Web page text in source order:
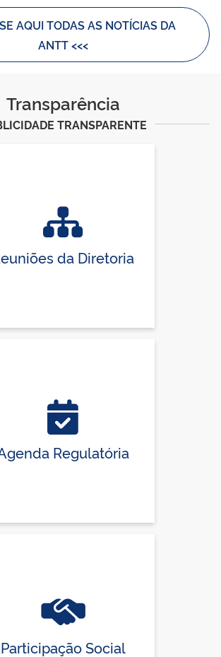
AQUI TODAS AS NOTÍCIAS DA
ANTT <<<
Transparência
TRANSPARENTE
da Diretoria
Regulatória
Participação Social